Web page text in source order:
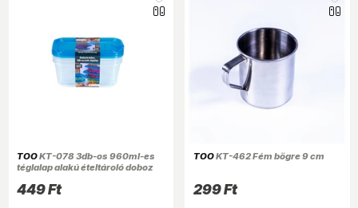
TOOKT-078 3db-os 960ml-es
téglalap alakú ételtároló doboz
449 Ft
TOOKT-462 Fém bögre 9 cm
299 Ft